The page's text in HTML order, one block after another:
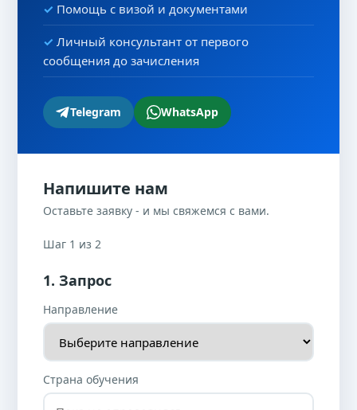
Помощь с визой и документами
Личный консультант от первого
сообщения до зачисления
Telegram WhatsApp
Напишите нам
Оставьте заявку - и мы свяжемся с вами.
Шаг 1 из 2
1. Запрос
Направление
Страна обучения